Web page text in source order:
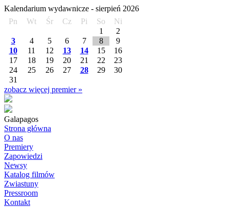
Kalendarium wydawnicze - sierpień 2026
Pn
Wt Śr Cz Pi So
Ni
1
2
3
4 5 6 7 8
9
10
11 12 13 14 15
16
17
18 19 20 21 22
23
24
25 26 27 28 29
30
31
zobacz więcej premier »
Galapagos
Strona główna
O nas
Premiery
Zapowiedzi
Newsy
Katalog filmów
Zwiastuny
Pressroom
Kontakt